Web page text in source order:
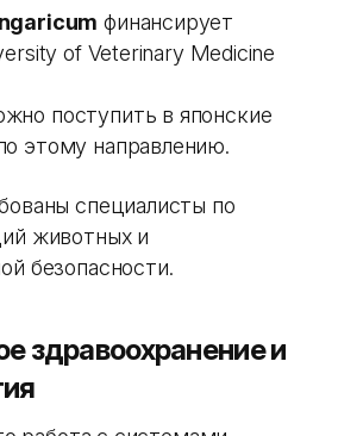
финансирует
of Veterinary Medicine
поступить в японские
этому направлению.
специалисты по
животных и
безопасности.
здравоохранение и